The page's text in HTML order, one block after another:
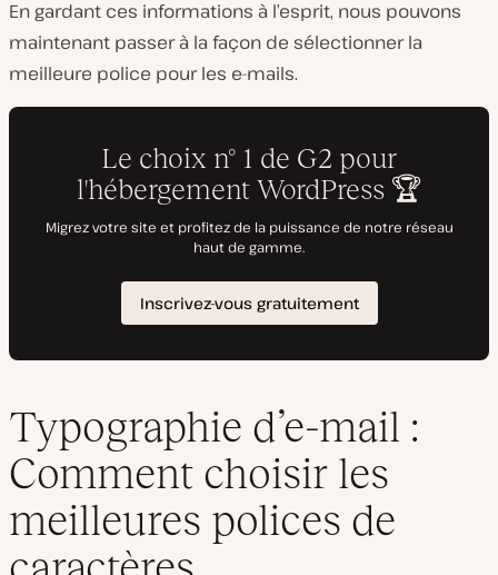
En gardant ces informations à l’esprit, nous pouvons
maintenant passer à la façon de sélectionner la
meilleure police pour les e-mails.
Typographie d’e-mail :
Comment choisir les
meilleures polices de